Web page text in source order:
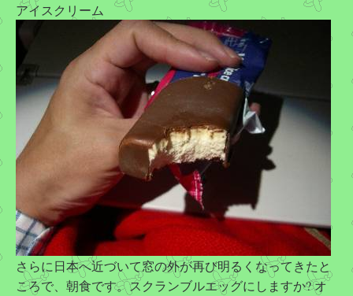
アイスクリーム
さらに日本へ近づいて窓の外が再び明るくなってきたと
ころで、朝食です。スクランブルエッグにしますか? オ